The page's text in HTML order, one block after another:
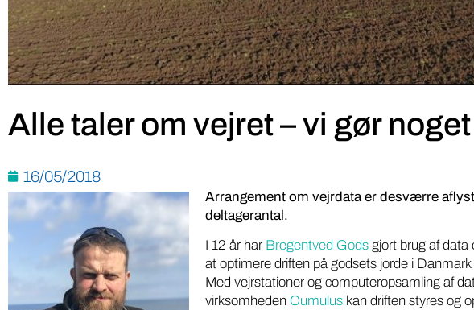
Alle taler om vejret – vi gør
16/05/2018
Arrangement om vejrdata er desværre
deltagerantal.
I 12 år har Bregentved Gods gjort brug af data
at optimere driften på godsets jorde i Danmark
Med vejrstationer og computeropsamling af
virksomheden Cumulus kan driften styres og